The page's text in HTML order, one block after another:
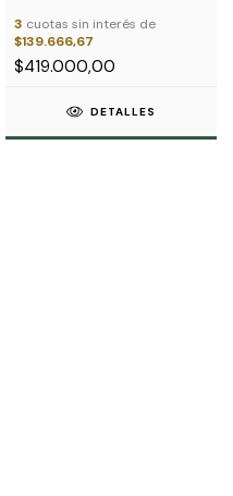
3 cuotas sin interés de
$139.666,67
$419.000,00
DETALLES